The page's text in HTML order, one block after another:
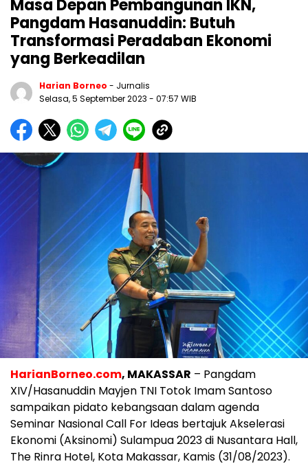
Masa Depan Pembangunan IKN,
Pangdam Hasanuddin: Butuh
Transformasi Peradaban Ekonomi
yang Berkeadilan
Harian Borneo - Jurnalis
Selasa, 5 September 2023 - 07:57 WIB
HarianBorneo.com, MAKASSAR – Pangdam
XIV/Hasanuddin Mayjen TNI Totok Imam Santoso
sampaikan pidato kebangsaan dalam agenda
Seminar Nasional Call For Ideas bertajuk Akselerasi
Ekonomi (Aksinomi) Sulampua 2023 di Nusantara Hall,
The Rinra Hotel, Kota Makassar, Kamis (31/08/2023).